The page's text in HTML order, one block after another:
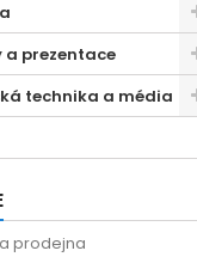
a prezentace
technika a média
prodejna